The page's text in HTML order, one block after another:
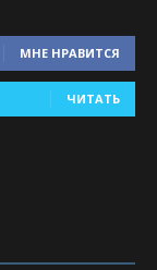
МНЕ НРАВИТСЯ
ЧИТАТЬ